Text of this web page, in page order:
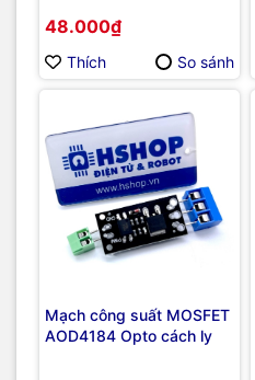
48.000₫
Thích So sánh
Mạch công suất MOSFET
AOD4184 Opto cách ly